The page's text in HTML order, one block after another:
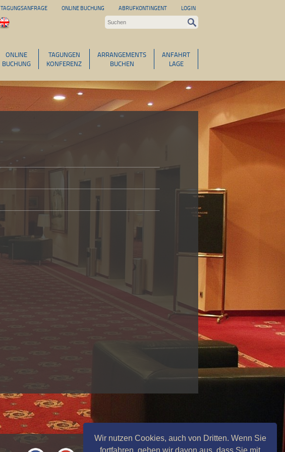
Wir nutzen Cookies, auch von Dritten. Wenn Sie
fortfahren, gehen wir davon aus, dass Sie mit
TAGUNGSANFRAGE ONLINE BUCHUNG ABRUFKONTINGENT LOGIN
ANFAHRT
LAGE
ARRANGEMENTS
BUCHEN
TAGUNGEN
KONFERENZ
ONLINE
BUCHUNG